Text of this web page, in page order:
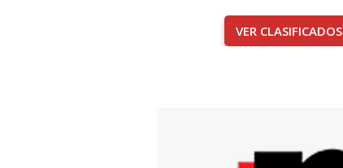
VER CLASIFICADOS